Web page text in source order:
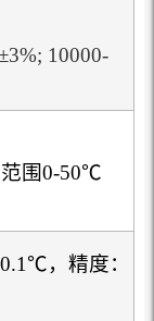
10000-
围0-50℃
，精度：